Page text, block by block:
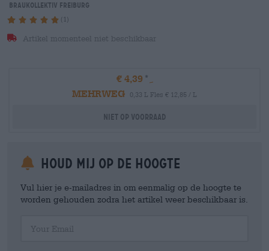
Braukollektiv Freiburg
(1)
Artikel momenteel niet beschikbaar
€ 4,39
MEHRWEG
0,33 L Fles € 12,85 / L
Niet op voorraad
Houd mij op de hoogte
Vul hier je e-mailadres in om eenmalig op de hoogte te
worden gehouden zodra het artikel weer beschikbaar is.